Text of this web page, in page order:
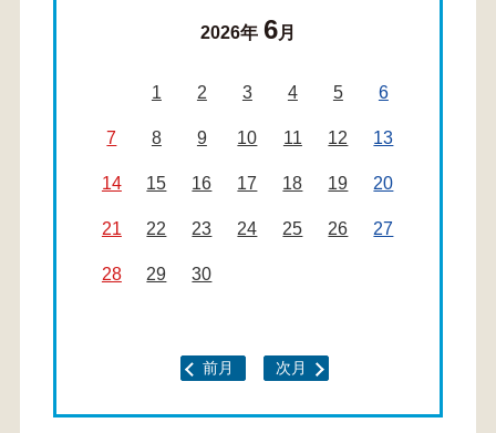
2026年 6月
1 2 3 4 5 6
7 8 9 10 11 12 13
14 15 16 17 18 19 20
21 22 23 24 25 26 27
28 29 30
前月 次月